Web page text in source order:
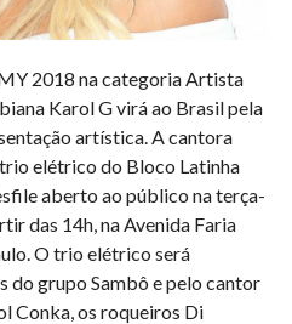
2018 na categoria Artista
Karol G virá ao Brasil pela
artística. A cantora
elétrico do Bloco Latinha
aberto ao público na terça-
das 14h, na Avenida Faria
O trio elétrico será
do grupo Sambô e pelo cantor
Conka, os roqueiros Di